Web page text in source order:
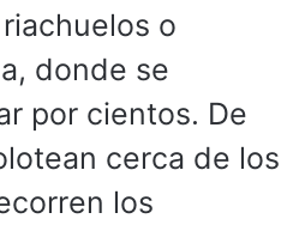
o
donde se
por cientos. De
cerca de los
los